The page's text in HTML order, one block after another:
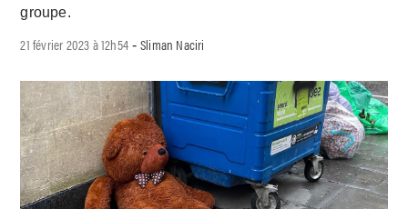
groupe.
21 février 2023 à 12h54 -Sliman Naciri